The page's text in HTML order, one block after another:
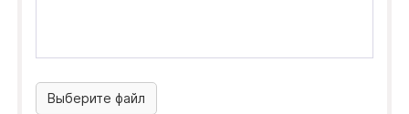
Выберите файл